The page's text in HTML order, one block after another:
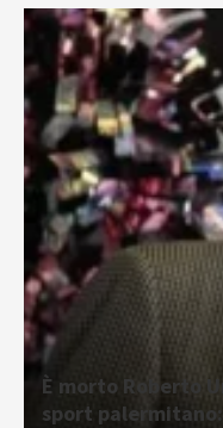
È morto Roberto
sport